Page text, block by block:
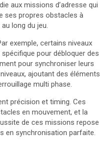
aux missions d’adresse qui
ses propres obstacles à
long du jeu.
exemple, certains niveaux
pour débloquer des
pour synchroniser leurs
ajoutant des éléments
multi phase.
précision et timing. Ces
en mouvement, et la
de ces missions repose
en synchronisation parfaite.